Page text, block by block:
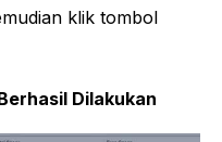
klik tombol
Dilakukan